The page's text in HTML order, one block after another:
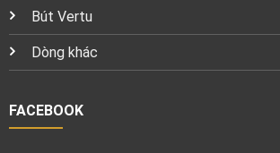
Bút Vertu
Dòng khác
FACEBOOK